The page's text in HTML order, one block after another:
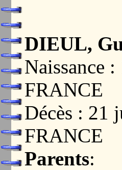
DIEUL,
Naissance
FRANCE
Décès : 21
FRANCE
Parents: